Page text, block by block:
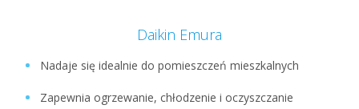
Daikin Emura
Nadaje się idealnie do pomieszczeń mieszkalnych
Zapewnia ogrzewanie, chłodzenie i oczyszczanie